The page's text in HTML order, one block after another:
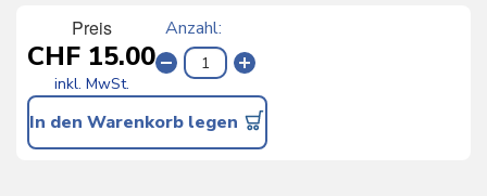
Preis
CHF 15.00
inkl. MwSt.
Anzahl
In den Warenkorb legen